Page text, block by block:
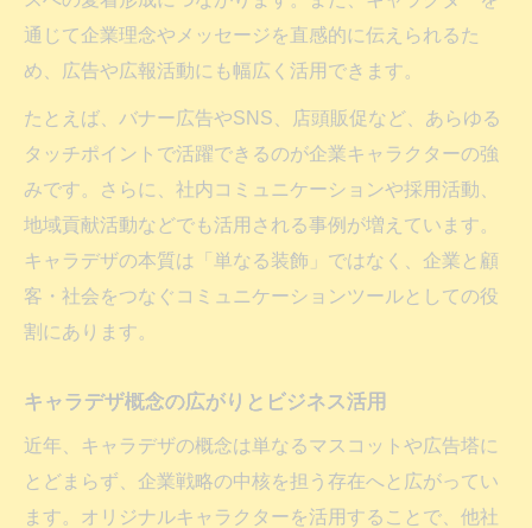
通じて企業理念やメッセージを直感的に伝えられるた
め、広告や広報活動にも幅広く活用できます。
たとえば、バナー広告やSNS、店頭販促など、あらゆる
タッチポイントで活躍できるのが企業キャラクターの強
みです。さらに、社内コミュニケーションや採用活動、
地域貢献活動などでも活用される事例が増えています。
キャラデザの本質は「単なる装飾」ではなく、企業と顧
客・社会をつなぐコミュニケーションツールとしての役
割にあります。
キャラデザ概念の広がりとビジネス活用
近年、キャラデザの概念は単なるマスコットや広告塔に
とどまらず、企業戦略の中核を担う存在へと広がってい
ます。オリジナルキャラクターを活用することで、他社